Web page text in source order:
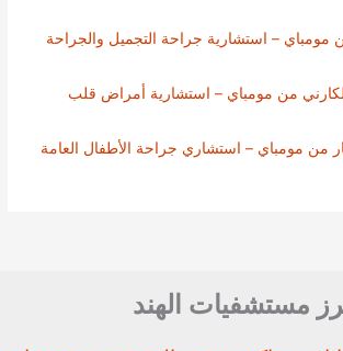
مومباي – استشارية جراحة التجميل والجراحة
من مومباي – استشارية أمراض قلب
من مومباي – استشاري جراحة الأطفال العامة
مستشفيات الهند